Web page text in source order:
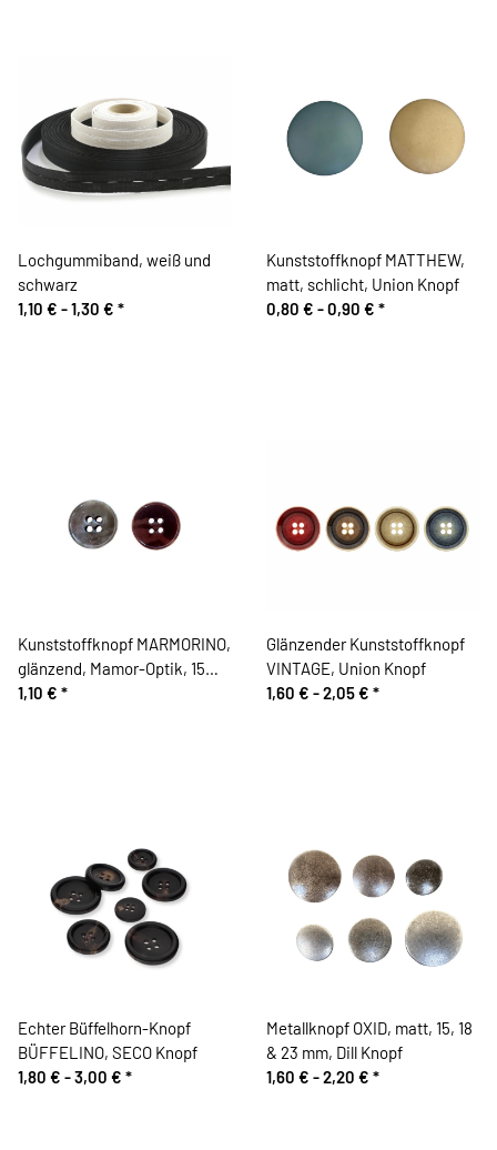
Lochgummiband, weiß und
schwarz
1,10 € -1,30 € *
Kunststoffknopf MATTHEW,
matt, schlicht, Union Knopf
0,80 € -0,90 € *
Kunststoffknopf MARMORINO,
glänzend, Mamor-Optik, 15
mm, Union Knopf
1,10 € *
Glänzender Kunststoffknopf
VINTAGE, Union Knopf
1,60 € -2,05 € *
Echter Büffelhorn-Knopf
BÜFFELINO, SECO Knopf
1,80 € -3,00 € *
Metallknopf OXID, matt, 15, 18
& 23 mm, Dill Knopf
1,60 € -2,20 € *